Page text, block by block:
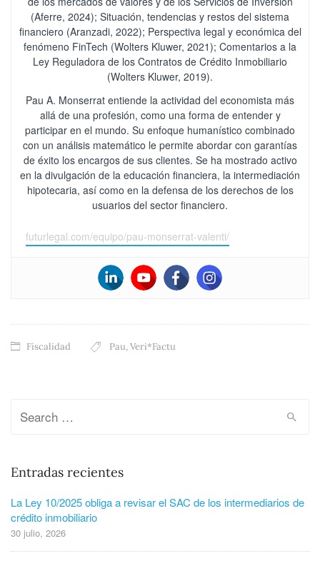
(Aferre, 2024); Situación, tendencias y restos del sistema
financiero (Aranzadi, 2022); Perspectiva legal y económica del
fenómeno FinTech (Wolters Kluwer, 2021); Comentarios a la
Ley Reguladora de los Contratos de Crédito Inmobiliario
(Wolters Kluwer, 2019).
Pau A. Monserrat entiende la actividad del economista más
allá de una profesión, como una forma de entender y
participar en el mundo. Su enfoque humanístico combinado
con un análisis matemático le permite abordar con garantías
de éxito los encargos de sus clientes. Se ha mostrado activo
en la divulgación de la educación financiera, la intermediación
hipotecaria, así como en la defensa de los derechos de los
usuarios del sector financiero.
futurlegal.com/equipo/pau-monserrat-valenti/
Fiscalidad Pau,Veri*Factu
Entradas recientes
La Ley 10/2025 obliga a revisar el SAC de los intermediarios de
crédito inmobiliario
30 julio, 2026